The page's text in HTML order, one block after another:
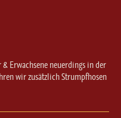
Erwachsene neuerdings in der
wir zusätzlich Strumpfhosen